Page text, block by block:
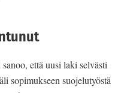
sanoo, että uusi laki selvästi
sopimukseen suojelutyöstä